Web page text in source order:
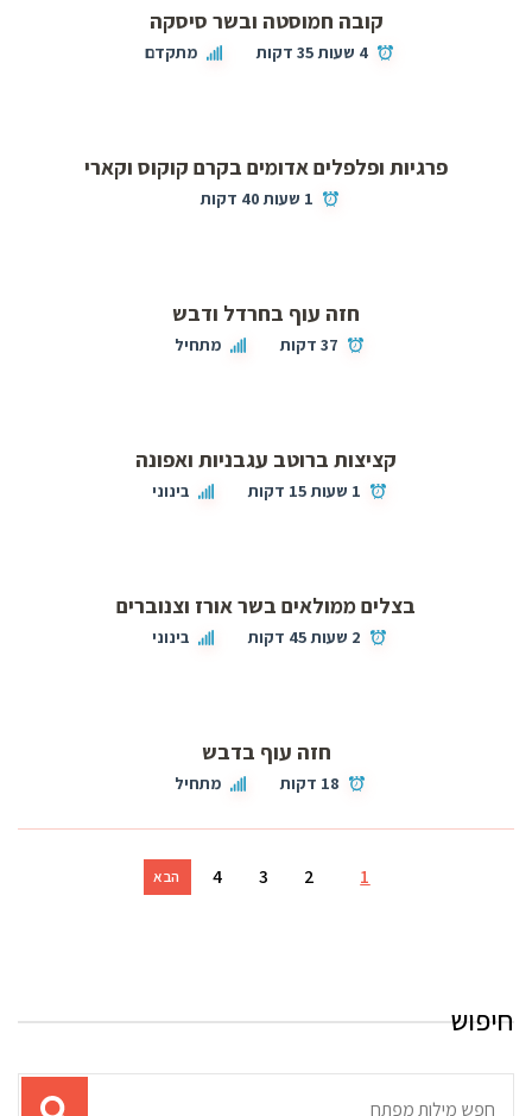
קובה חמוסטה ובשר סיסקה
4 שעות 35 דקות מתקדם
פרגיות ופלפלים אדומים בקרם קוקוס וקארי
1 שעות 40 דקות
חזה עוף בחרדל ודבש
37 דקות מתחיל
קציצות ברוטב עגבניות ואפונה
1 שעות 15 דקות בינוני
בצלים ממולאים בשר אורז וצנוברים
2 שעות 45 דקות בינוני
חזה עוף בדבש
18 דקות מתחיל
1
2
3
4 הבא
חיפוש